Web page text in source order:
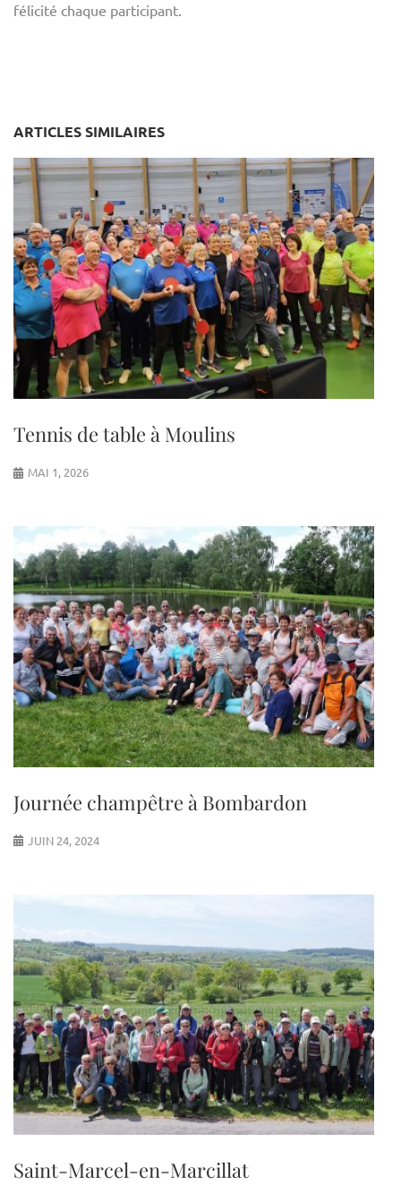
félicité chaque participant.
ARTICLES SIMILAIRES
Tennis de table à Moulins
MAI 1, 2026
Journée champêtre à Bombardon
JUIN 24, 2024
Saint-Marcel-en-Marcillat